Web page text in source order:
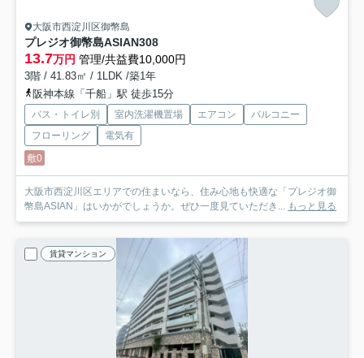
大阪市西淀川区御幣島
プレジオ御幣島ASIAN308
13.7万円 管理/共益費10,000円
3階 / 41.83㎡ / 1LDK /築1年
阪神本線「千船」駅 徒歩15分
バス・トイレ別 室内洗濯機置場 エアコン
バルコニー
フローリング
電気有
敷0
大阪市西淀川区エリアでの住まいなら、住み心地も快適な「プレジオ御
幣島ASIAN」はいかがでしょうか。ぜひ一度見ていただき... もっと見る
賃貸マンション